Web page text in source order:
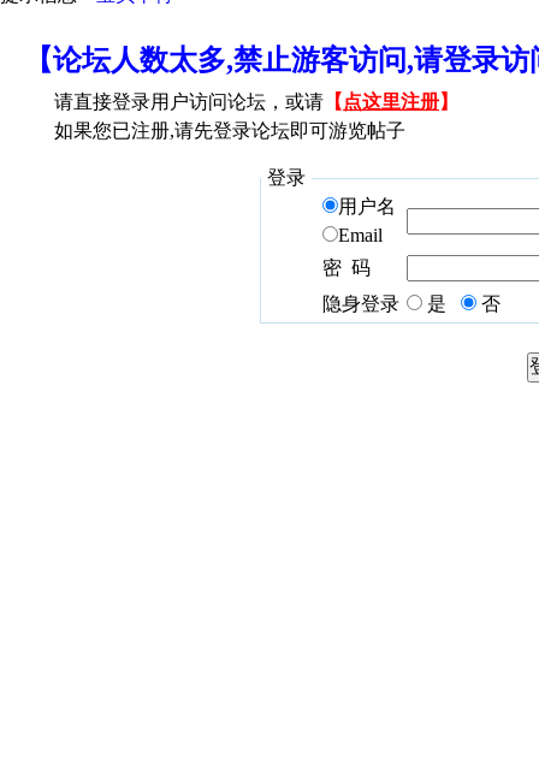
【论坛人数太多,禁止游客访问,请登录
请直接登录用户访问论坛，或请 【 点这里注册】
如果您已注册,请先登录论坛即可游览帖子
登录
用户名
Email
密 码
隐身登录
是 否